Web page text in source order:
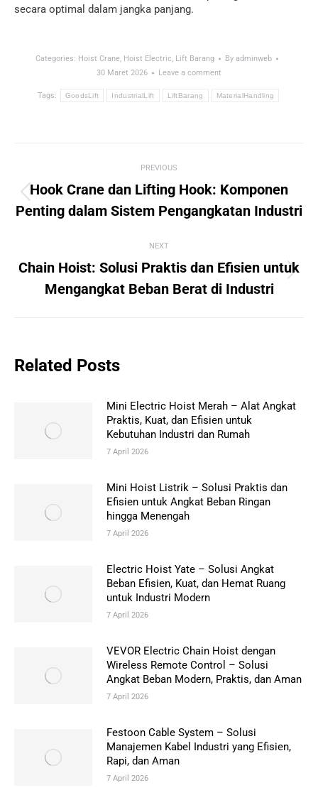
secara optimal dalam jangka panjang.
Categories: Hoist Crane, Hoist Electric, Lift Barang By adminweb
30 Maret 2026
Leave a comment
Tags: GoodsLift IndustrialLift LiftBarang MaterialHandling
PREVIOUS
Previous
post:
Hook Crane dan Lifting Hook: Komponen
Penting dalam Sistem Pengangkatan Industri
NEXT
Next
post:
Chain Hoist: Solusi Praktis dan Efisien untuk
Mengangkat Beban Berat di Industri
Related Posts
Mini Electric Hoist Merah – Alat Angkat
Praktis, Kuat, dan Efisien untuk
Kebutuhan Industri dan Rumah
7 April 2026
Mini Hoist Listrik – Solusi Praktis dan
Efisien untuk Angkat Beban Ringan
hingga Menengah
7 April 2026
Electric Hoist Yate – Solusi Angkat
Beban Efisien, Kuat, dan Hemat Ruang
untuk Industri Modern
7 April 2026
VEVOR Electric Chain Hoist dengan
Wireless Remote Control – Solusi
Angkat Beban Modern, Praktis, dan Aman
7 April 2026
Festoon Cable System – Solusi
Manajemen Kabel Industri yang Efisien,
Rapi, dan Aman
7 April 2026